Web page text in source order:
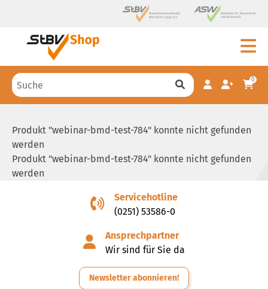
0
Produkt "webinar-bmd-test-784" konnte nicht gefunden
werden
Produkt "webinar-bmd-test-784" konnte nicht gefunden
werden
Servicehotline
(0251) 53586-0
Ansprechpartner
Wir sind für Sie da
Newsletter abonnieren!